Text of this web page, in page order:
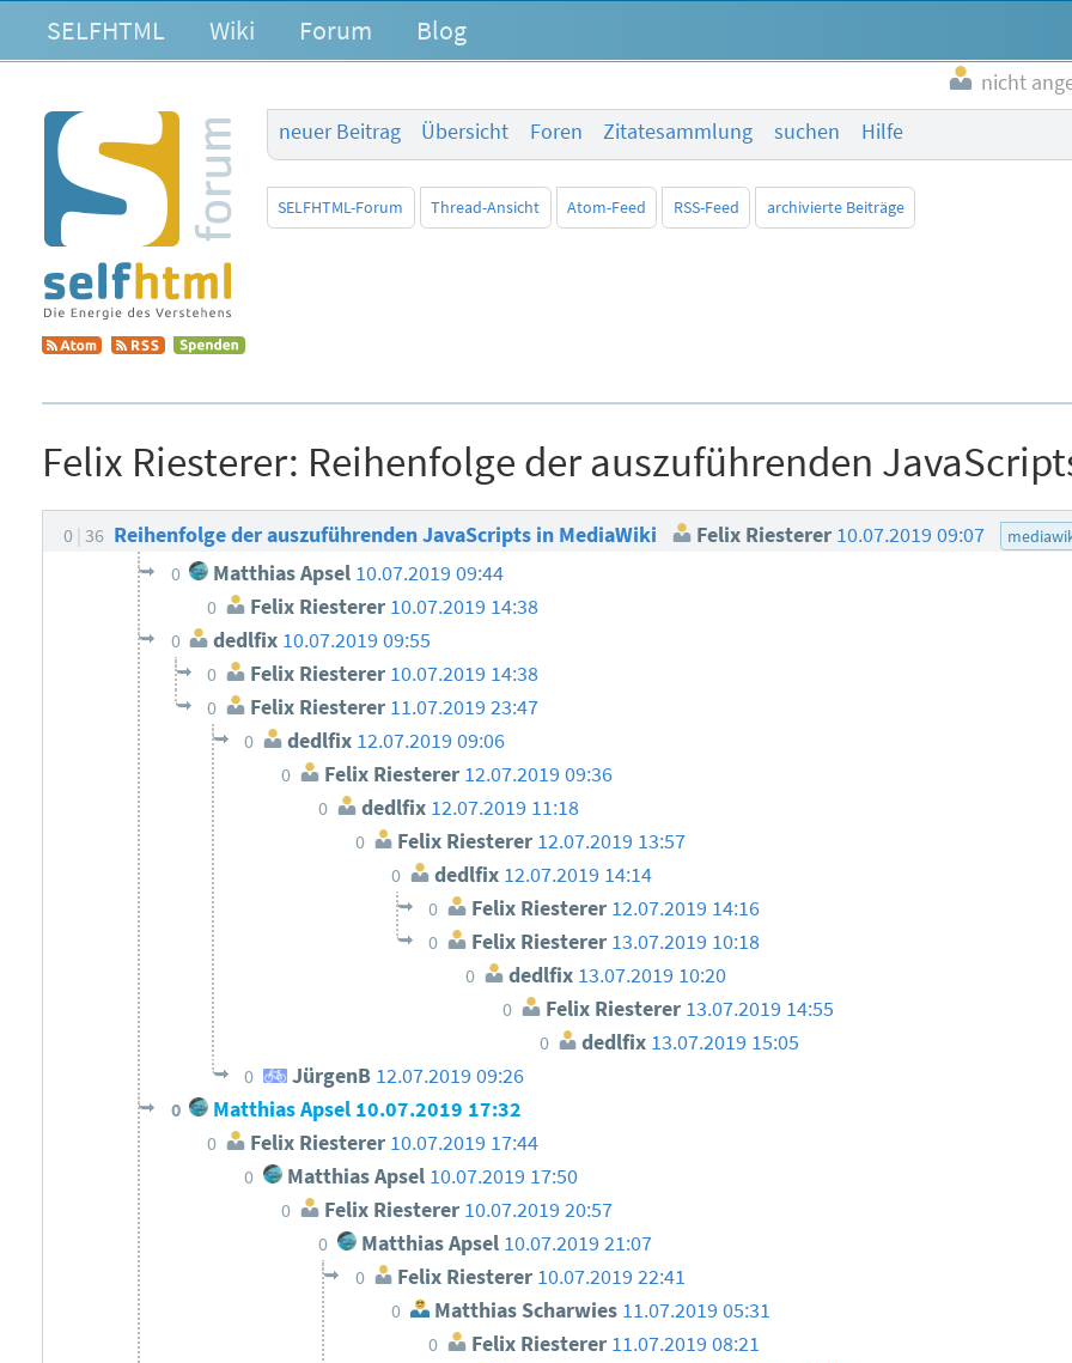
SELFHTML Wiki Forum Blog
nicht
neuer Beitrag
Übersicht Foren Zitatesammlung suchen Hilfe
SELFHTML-Forum Thread-Ansicht Atom-Feed RSS-Feed archivierte Beiträge
Felix Riesterer: Reihenfolge der auszuführenden
0 36 Reihenfolge der auszuführenden JavaScripts in MediaWiki Felix Riesterer 10.07.2019 09:07
0 Matthias Apsel 10.07.2019 09:44
0 Felix Riesterer 10.07.2019 14:38
0 dedlfix 10.07.2019 09:55
0 Felix Riesterer 10.07.2019 14:38
0 Felix Riesterer 11.07.2019 23:47
0 dedlfix 12.07.2019 09:06
0 Felix Riesterer 12.07.2019 09:36
0 dedlfix 12.07.2019 11:18
0 Felix Riesterer 12.07.2019 13:57
0 dedlfix 12.07.2019 14:14
0 Felix Riesterer 12.07.2019 14:16
0 Felix Riesterer 13.07.2019 10:18
0 dedlfix 13.07.2019 10:20
0 Felix Riesterer 13.07.2019 14:55
0 dedlfix 13.07.2019 15:05
0 JürgenB 12.07.2019 09:26
0 Matthias Apsel 10.07.2019 17:32
0 Felix Riesterer 10.07.2019 17:44
0 Matthias Apsel 10.07.2019 17:50
0 Felix Riesterer 10.07.2019 20:57
0 Matthias Apsel 10.07.2019 21:07
0 Felix Riesterer 10.07.2019 22:41
0 Matthias Scharwies 11.07.2019 05:31
0 Felix Riesterer 11.07.2019 08:21